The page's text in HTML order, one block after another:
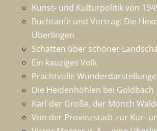
Kunst- und Kulturpolitik von
Buchtaufe und Vortrag: Die
Überlingen
Schatten über schöner
Ein kauziges Volk
Prachtvolle
Die Heidenhöhlen bei Goldbach
Karl der Große, der Mönch
Von der Provinzstadt zur Kur-